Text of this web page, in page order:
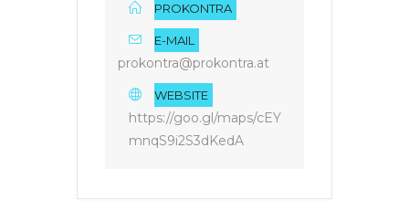
PROKONTRA
E-MAIL
prokontra@prokontra.at
WEBSITE
https://goo.gl/maps/cEY
mnqS9i2S3dKedA